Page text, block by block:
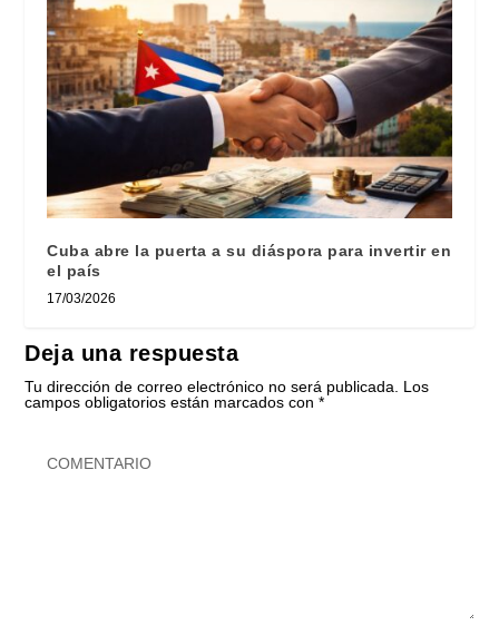
Cuba abre la puerta a su diáspora para invertir en
el país
17/03/2026
Deja una respuesta
Tu dirección de correo electrónico no será publicada. Los
campos obligatorios están marcados con*